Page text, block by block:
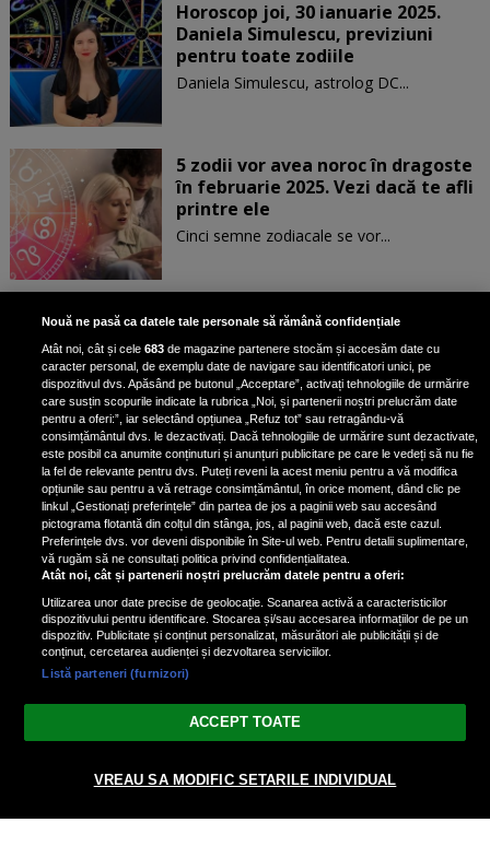
Horoscop joi, 30 ianuarie 2025.
Daniela Simulescu, previziuni
pentru toate zodiile
Daniela Simulescu, astrolog DC...
5 zodii vor avea noroc în dragoste
în februarie 2025. Vezi dacă te afli
printre ele
Cinci semne zodiacale se vor...
Patru zodii primesc un mesaj
special de la Univers pe 30
ianuarie. Vezi dacă te afli printre
ele
3 zodii ale căror dorințe devin
realitate pe 29 ianuarie 2025. Vezi
dacă te afli printre cei norocoși
Nouă ne pasă ca datele tale personale să rămână confidențiale
Atât noi, cât și cele683 de magazine partenere stocăm și accesăm date cu
caracter personal, de exemplu date de navigare sau identificatori unici, pe
dispozitivul dvs. Apăsând pe butonul „Acceptare”, activați tehnologiile de urmărire
care susțin scopurile indicate la rubrica „Noi, și partenerii noștri prelucrăm date
pentru a oferi:”, iar selectând opțiunea „Refuz tot” sau retragându-vă
consimțământul dvs. le dezactivați. Dacă tehnologiile de urmărire sunt dezactivate,
este posibil ca anumite conținuturi și anunțuri publicitare pe care le vedeți să nu fie
la fel de relevante pentru dvs. Puteți reveni la acest meniu pentru a vă modifica
opțiunile sau pentru a vă retrage consimțământul, în orice moment, dând clic pe
linkul „Gestionați preferințele” din partea de jos a paginii web sau accesând
pictograma flotantă din colțul din stânga, jos, al paginii web, dacă este cazul.
Preferințele dvs. vor deveni disponibile în Site-ul web. Pentru detalii suplimentare,
vă rugăm să ne consultați politica privind confidențialitatea.
Atât noi, cât și partenerii noștri prelucrăm datele pentru a oferi:
Utilizarea unor date precise de geolocație. Scanarea activă a caracteristicilor
dispozitivului pentru identificare. Stocarea și/sau accesarea informațiilor de pe un
dispozitiv. Publicitate și conținut personalizat, măsurători ale publicității și de
conținut, cercetarea audienței și dezvoltarea serviciilor.
Listă parteneri (furnizori)
ACCEPT TOATE
VREAU SA MODIFIC SETARILE INDIVIDUAL